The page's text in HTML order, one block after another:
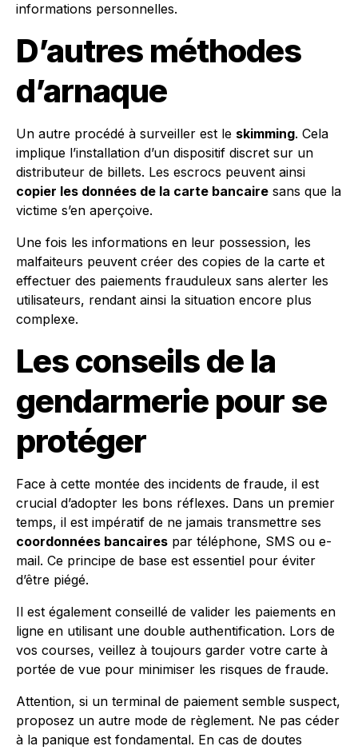
informations personnelles.
D’autres méthodes
d’arnaque
Un autre procédé à surveiller est le skimming. Cela
implique l’installation d’un dispositif discret sur un
distributeur de billets. Les escrocs peuvent ainsi
copier les données de la carte bancaire sans que la
victime s’en aperçoive.
Une fois les informations en leur possession, les
malfaiteurs peuvent créer des copies de la carte et
effectuer des paiements frauduleux sans alerter les
utilisateurs, rendant ainsi la situation encore plus
complexe.
Les conseils de la
gendarmerie pour se
protéger
Face à cette montée des incidents de fraude, il est
crucial d’adopter les bons réflexes. Dans un premier
temps, il est impératif de ne jamais transmettre ses
coordonnées bancaires par téléphone, SMS ou e-
mail. Ce principe de base est essentiel pour éviter
d’être piégé.
Il est également conseillé de valider les paiements en
ligne en utilisant une double authentification. Lors de
vos courses, veillez à toujours garder votre carte à
portée de vue pour minimiser les risques de fraude.
Attention, si un terminal de paiement semble suspect,
proposez un autre mode de règlement. Ne pas céder
à la panique est fondamental. En cas de doutes